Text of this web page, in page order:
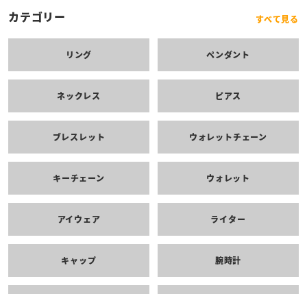
カテゴリー すべて見る
リング ペンダント
ネックレス ピアス
ブレスレット ウォレットチェーン
キーチェーン ウォレット
アイウェア ライター
キャップ 腕時計